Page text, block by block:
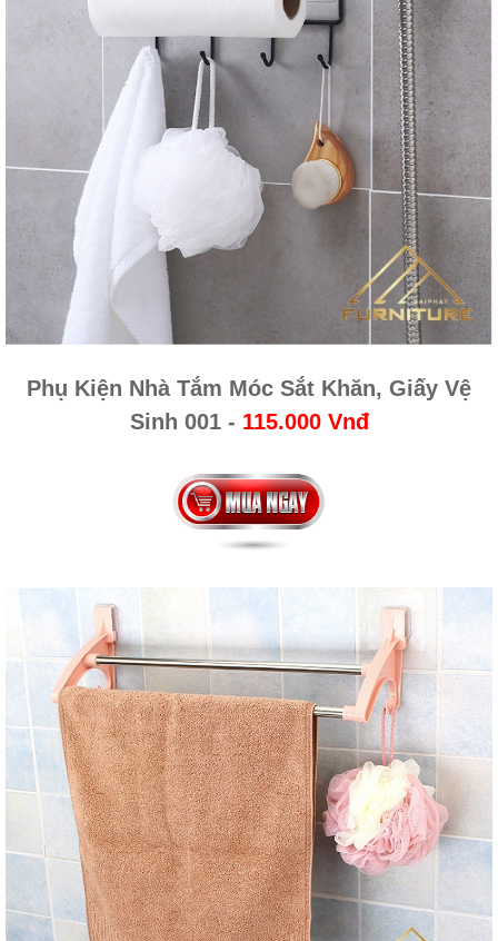
Phụ Kiện Nhà Tắm Móc Sắt Khăn, Giấy Vệ
Sinh 001​ - 115.000 Vnđ